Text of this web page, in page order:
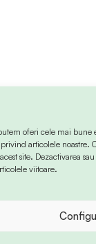
oferi cele mai
articolele
site. Dezactivarea
viitoare.